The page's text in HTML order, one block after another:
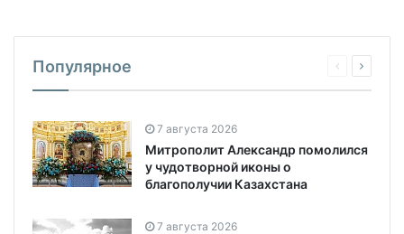
Популярное
7 августа 2026
Митрополит Александр помолился
у чудотворной иконы о
благополучии Казахстана
7 августа 2026